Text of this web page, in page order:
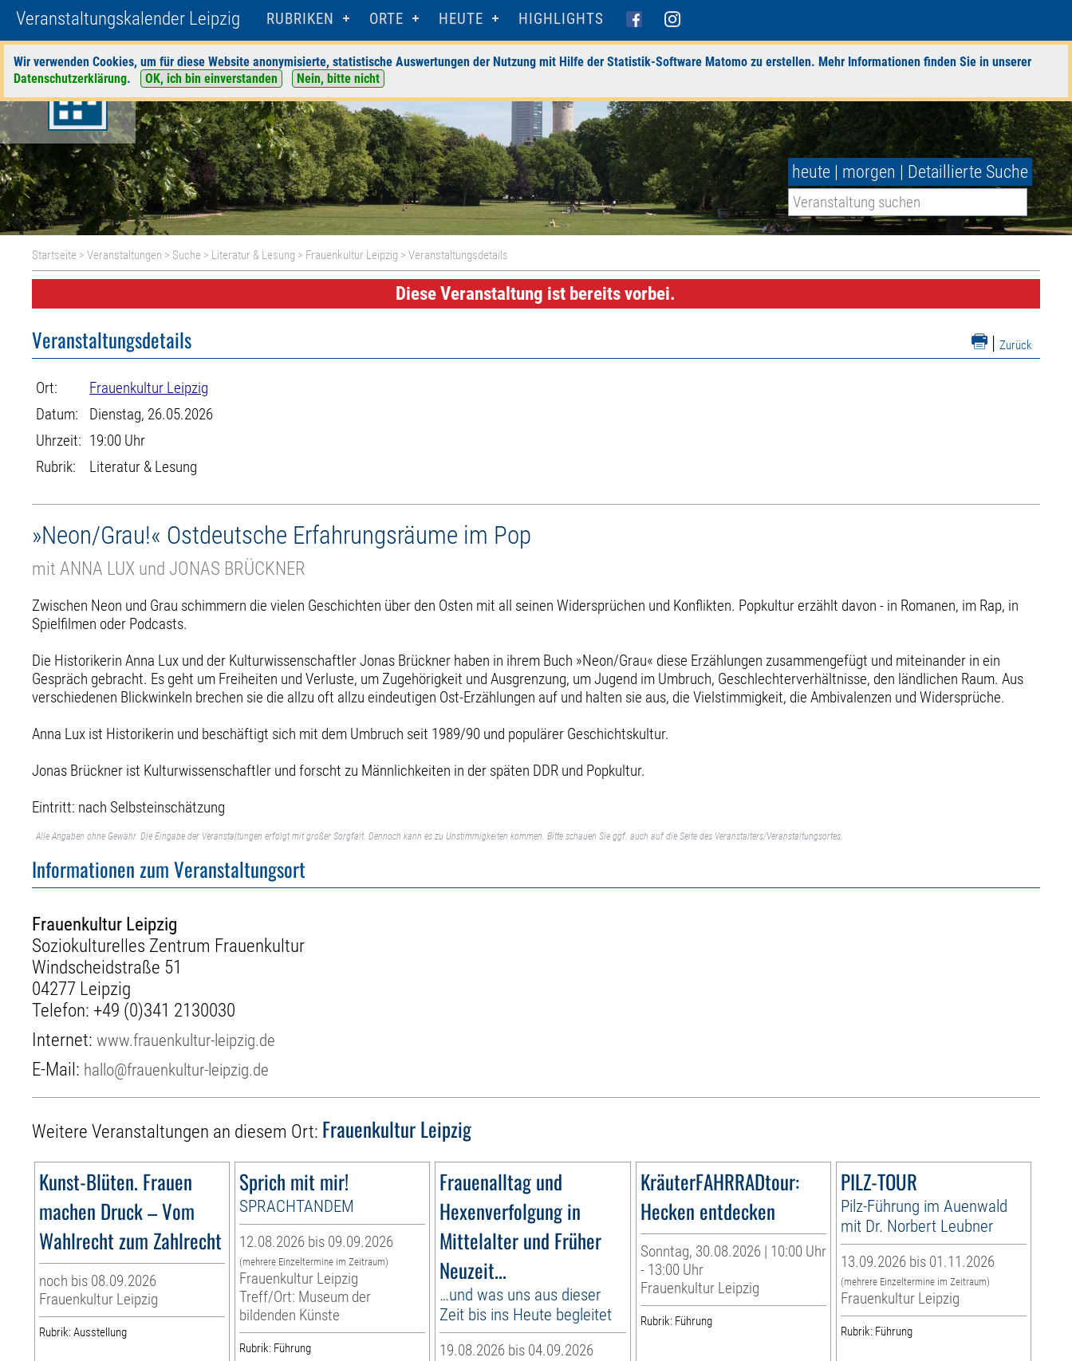
Veranstaltungskalender Leipzig RUBRIKEN ORTE HEUTE HIGHLIGHTS
Wir verwenden Cookies, um für diese Website anonymisierte, statistische Auswertungen der Nutzung mit Hilfe der Statistik-Software Matomo zu erstellen. Mehr Informationen finden Sie in unserer
Datenschutzerklärung. OK, ich bin einverstanden Nein, bitte nicht
heute | morgen | Detaillierte Suche
Startseite >Veranstaltungen > Suche > Literatur & Lesung > Frauenkultur Leipzig > Veranstaltungsdetails
Diese Veranstaltung ist bereits vorbei.
| Zurück
Veranstaltungsdetails
Ort:
Frauenkultur Leipzig
Datum:
Dienstag, 26.05.2026
Uhrzeit: 19:00 Uhr
Rubrik:
Literatur & Lesung
»Neon/Grau!« Ostdeutsche Erfahrungsräume im Pop
mit ANNA LUX und JONAS BRÜCKNER
Zwischen Neon und Grau schimmern die vielen Geschichten über den Osten mit all seinen Widersprüchen und Konflikten. Popkultur erzählt davon - in Romanen, im Rap, in
Spielfilmen oder Podcasts.
Die Historikerin Anna Lux und der Kulturwissenschaftler Jonas Brückner haben in ihrem Buch »Neon/Grau« diese Erzählungen zusammengefügt und miteinander in ein
Gespräch gebracht. Es geht um Freiheiten und Verluste, um Zugehörigkeit und Ausgrenzung, um Jugend im Umbruch, Geschlechterverhältnisse, den ländlichen Raum. Aus
verschiedenen Blickwinkeln brechen sie die allzu oft allzu eindeutigen Ost-Erzählungen auf und halten sie aus, die Vielstimmigkeit, die Ambivalenzen und Widersprüche.
Anna Lux ist Historikerin und beschäftigt sich mit dem Umbruch seit 1989/90 und populärer Geschichtskultur.
Jonas Brückner ist Kulturwissenschaftler und forscht zu Männlichkeiten in der späten DDR und Popkultur.
Eintritt: nach Selbsteinschätzung
Alle Angaben ohne Gewähr. Die Eingabe der Veranstaltungen erfolgt mit großer Sorgfalt. Dennoch kann es zu Unstimmigkeiten kommen. Bitte schauen Sie ggf. auch auf die Seite des Veranstalters/Veranstaltungsortes.
Informationen zum Veranstaltungsort
Frauenkultur Leipzig
Soziokulturelles Zentrum Frauenkultur
Windscheidstraße 51
04277 Leipzig
Telefon: +49 (0)341 2130030
Internet:www.frauenkultur-leipzig.de
E-Mail: hallo@frauenkultur-leipzig.de
Weitere Veranstaltungen an diesem Ort: Frauenkultur Leipzig
Kunst-Blüten. Frauen
machen Druck – Vom
Wahlrecht zum Zahlrecht
noch bis 08.09.2026
Frauenkultur Leipzig
Rubrik: Ausstellung
Sprich mit mir!
SPRACHTANDEM
12.08.2026 bis 09.09.2026
(mehrere Einzeltermine im Zeitraum)
Frauenkultur Leipzig
Treff/Ort: Museum der
bildenden Künste
Rubrik: Führung
Frauenalltag und
Hexenverfolgung in
Mittelalter und Früher
Neuzeit...
…und was uns aus dieser
Zeit bis ins Heute begleitet
19.08.2026 bis 04.09.2026
KräuterFAHRRADtour:
Hecken entdecken
Sonntag, 30.08.2026 | 10:00 Uhr
- 13:00 Uhr
Frauenkultur Leipzig
Rubrik: Führung
PILZ-TOUR
Pilz-Führung im Auenwald
mit Dr. Norbert Leubner
13.09.2026 bis 01.11.2026
(mehrere Einzeltermine im Zeitraum)
Frauenkultur Leipzig
Rubrik: Führung